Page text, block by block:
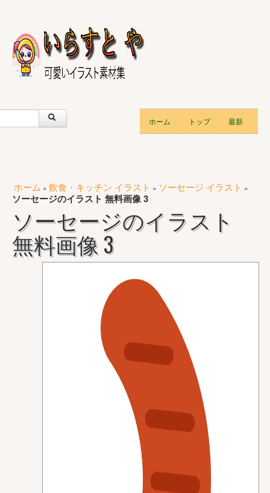
ホーム トップ 最新
ホーム » 飲食・キッチン イラスト » ソーセージ イラスト »
ソーセージのイラスト 無料画像 3
ソーセージのイラスト
無料画像 3